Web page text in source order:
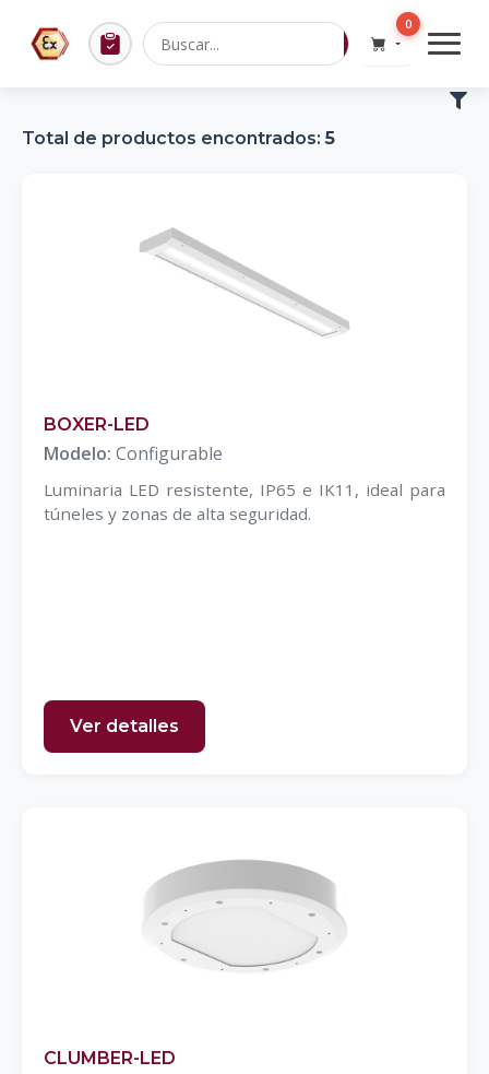
0
Total de productos encontrados:5
BOXER-LED
Modelo: Configurable
Luminaria LED resistente, IP65 e IK11, ideal para
túneles y zonas de alta seguridad.
Ver detalles
CLUMBER-LED